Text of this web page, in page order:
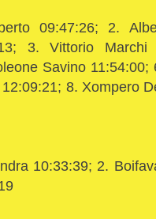
09:47:26; 2.
3. Vittorio
Savino
8. Xompero
10:33:39; 2.